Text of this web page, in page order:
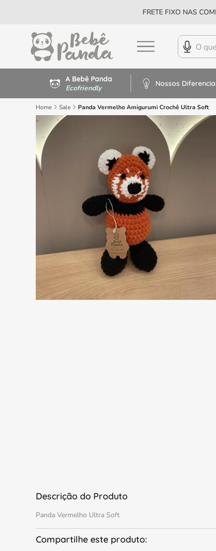
FRETE FIXO NAS
A Bebê Panda
Ecofriendly Nossos
Home Sale Panda Vermelho Amigurumi Crochê Ultra Soft
Descrição do Produto
Panda Vermelho Ultra Soft